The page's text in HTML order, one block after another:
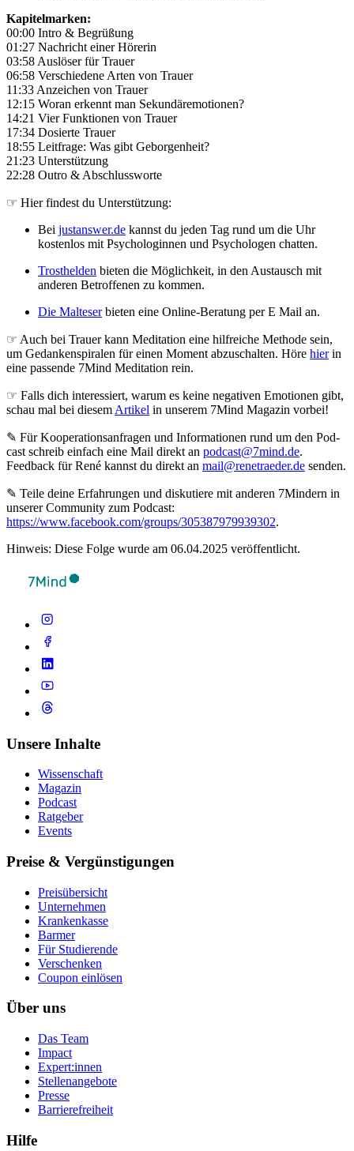
Kapitelmarken:
00:00 Intro & Begrüßung
01:27 Nachricht einer Hörerin
03:58 Auslöser für Trauer
06:58 Verschiedene Arten von Trauer
11:33 Anzeichen von Trauer
12:15 Woran erkennt man Sekundäremotionen?
14:21 Vier Funktionen von Trauer
17:34 Dosierte Trauer
18:55 Leitfrage: Was gibt Geborgenheit?
21:23 Unterstützung
22:28 Outro & Abschlussworte
☞ Hier findest du Unterstützung:
Bei justanswer.de kannst du jeden Tag rund um die Uhr
kostenlos mit Psychologinnen und Psychologen chatten.
Trosthelden bieten die Möglichkeit, in den Austausch mit
anderen Betroffenen zu kommen.
Die Malteserbieten eine Online-Beratung per E Mail an.
☞ Auch bei Trauer kann Meditation eine hilfreiche Methode sein,
um Gedankenspiralen für einen Moment abzuschalten. Höre hierin
eine passende 7Mind Meditation rein.
☞ Falls dich interessiert, warum es keine negativen Emotionen gibt,
schau mal bei diesem Artikel in unserem 7Mind Magazin vorbei!
✎ Für Koope­ra­ti­ons­an­fra­gen und Infor­ma­tio­nen rund um den Pod­
cast schreib ein­fach eine Mail direkt an podcast@7mind.de.
Feedback für René kannst du direkt an mail@renetraeder.de senden.
✎ Teile deine Erfahrungen und diskutiere mit anderen 7Mindern in
unserer Community zum Podcast:
https://www.facebook.com/groups/305387979939302.
Hinweis: Diese Folge wurde am 06.04.2025 veröffentlicht.
Unsere Inhalte
Wissenschaft
Magazin
Podcast
Ratgeber
Events
Preise & Vergünstigungen
Preisübersicht
Unternehmen
Krankenkasse
Barmer
Für Studierende
Ver­schen­ken
Coupon einlösen
Über uns
Das Team
Impact
Expert:innen
Stellenangebote
Presse
Barrierefreiheit
Hilfe